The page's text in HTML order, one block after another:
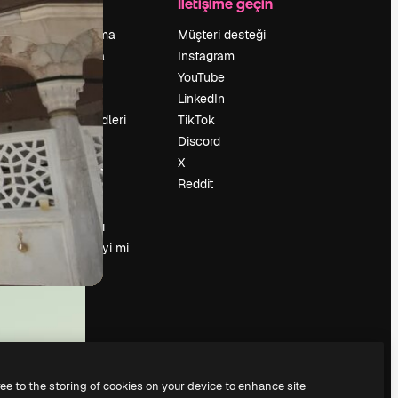
Fiyatlandırma
Hakkımızda
Reviews
Kariyer
Arama trendleri
Blog
Olaylar
Slidesgo
İçerik satışı
Basın odası
Magnific.ai’yi mi
Müşteri desteği
Instagram
YouTube
LinkedIn
TikTok
Discord
X
Reddit
to the storing of cookies on your device to enhance site